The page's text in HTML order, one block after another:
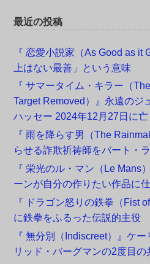
最近の投稿
『 恋愛小説家（As Good as it
上はない最善」という意味
『 サマータイム・キラー（
Target Removed）』永遠のジ
ハッセー 2024年12月27日に
『 雨を降らす男（The
らせる詐欺祈祷師をバート・
『 栄光のル・マン（Le Mans
ーンが自分の作りたい作品に
『 ドラゴン怒りの鉄拳（Fist
に鉄拳をふるった伝説的主役
『 無分別（Indiscreet）』ケ
リッド・バーグマンの2度目の